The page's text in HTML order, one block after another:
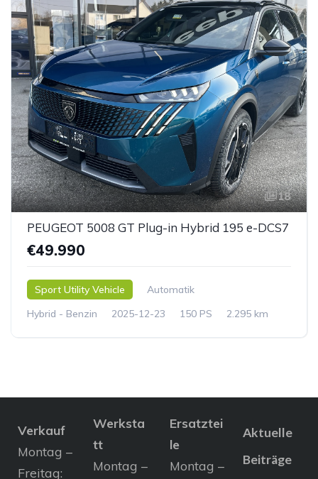
18
PEUGEOT 5008 GT Plug-in Hybrid 195 e-DCS7
€49.990
Sport Utility Vehicle
Automatik
Hybrid - Benzin
2025-12-23 150 PS 2.295 km
Verkauf
Montag –
Freitag:
Werksta
tt
Montag –
Ersatztei
le
Montag –
Aktuelle
Beiträge